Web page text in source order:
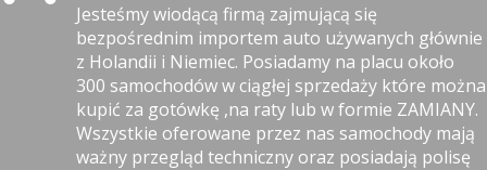
Jesteśmy wiodącą firmą zajmującą się
bezpośrednim importem auto używanych głównie
z Holandii i Niemiec. Posiadamy na placu około
300 samochodów w ciągłej sprzedaży które można
kupić za gotówkę ,na raty lub w formie ZAMIANY.
Wszystkie oferowane przez nas samochody mają
ważny przegląd techniczny oraz posiadają polisę